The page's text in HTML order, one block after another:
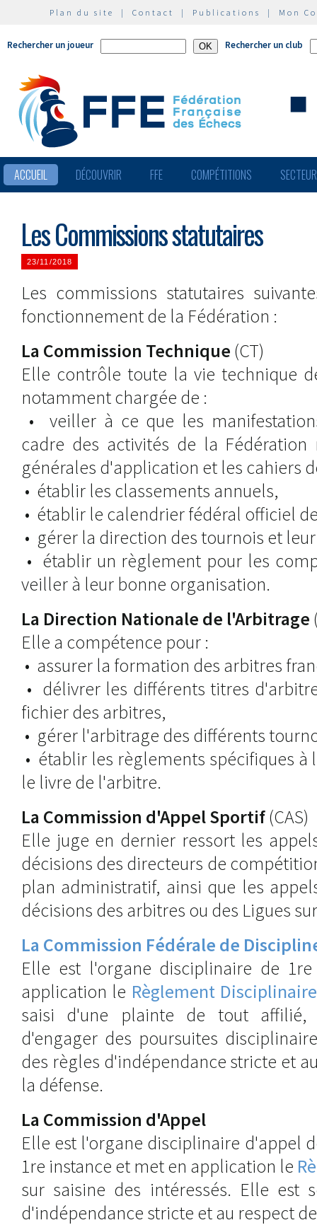
Plan du site | Contact | Publications | Mon
Rechercher un joueur Rechercher un club
ACCUEIL DÉCOUVRIR FFE COMPÉTITIONS
Les Commissions statutaires
23/11/2018
Les commissions statutaires
fonctionnement de la Fédération :
La Commission Technique (CT)
Elle contrôle toute la vie technique
notamment chargée de :
• veiller à ce que les
cadre des activités de la Fédération
générales d'application et les cahiers
• établir les classements annuels,
• établir le calendrier fédéral officiel
• gérer la direction des tournois et
• établir un règlement pour les
veiller à leur bonne organisation.
La Direction Nationale de l'Arbitrage
Elle a compétence pour :
• assurer la formation des arbitres
• délivrer les différents titres
fichier des arbitres,
• gérer l'arbitrage des différents
• établir les règlements spécifiques à
le livre de l'arbitre.
La Commission d'Appel Sportif(CAS)
Elle juge en dernier ressort les
décisions des directeurs de
plan administratif, ainsi que les
décisions des arbitres ou des Ligues
La Commission Fédérale de
Elle est l'organe disciplinaire de
application le Règlement Disciplinaire
saisi d'une plainte de tout
d'engager des poursuites
des règles d'indépendance stricte et
la défense.
La Commission d'Appel
Elle est l'organe disciplinaire d'appel
1re instance et met en application le
sur saisine des intéressés. Elle est
d'indépendance stricte et au respect